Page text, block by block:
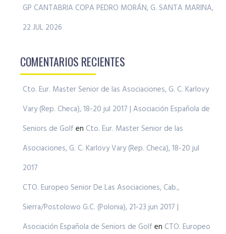
GP CANTABRIA COPA PEDRO MORÁN, G. SANTA MARINA,
22 JUL 2026
COMENTARIOS RECIENTES
Cto. Eur. Master Senior de las Asociaciones, G. C. Karlovy
Vary (Rep. Checa), 18-20 jul 2017 | Asociación Española de
Seniors de Golf en Cto. Eur. Master Senior de las
Asociaciones, G. C. Karlovy Vary (Rep. Checa), 18-20 jul
2017
CTO. Europeo Senior De Las Asociaciones, Cab.,
Sierra/Postolowo G.C. (Polonia), 21-23 jun 2017 |
Asociación Española de Seniors de Golf en CTO. Europeo